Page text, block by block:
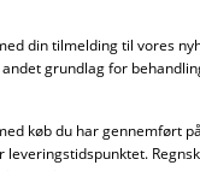
din tilmelding til vores
grundlag for
køb du har gennemført